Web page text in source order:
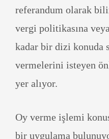
referandum olarak
vergi politikasına
kadar bir dizi konuda
vermelerini isteyen
yer alıyor.
Oy verme işlemi
bir uygulama